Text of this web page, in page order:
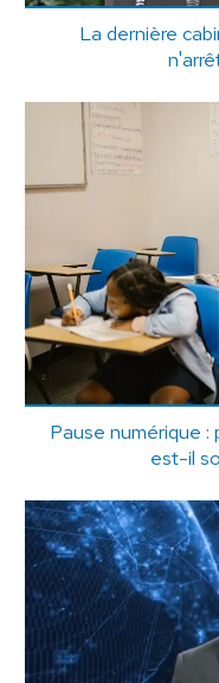
La dernière
Pause numérique
est-il